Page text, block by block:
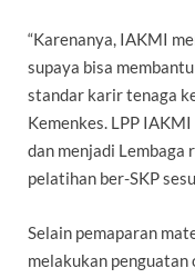
“Karenanya, IAKMI
supaya bisa
standar karir tenaga
Kemenkes. LPP
dan menjadi Lembaga
pelatihan ber-SKP
Selain pemaparan
melakukan penguatan